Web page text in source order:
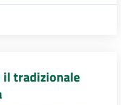
il tradizionale